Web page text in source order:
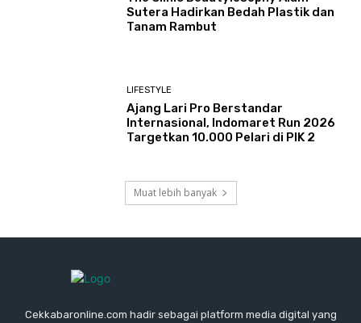
Sutera Hadirkan Bedah Plastik dan
Tanam Rambut
LIFESTYLE
Ajang Lari Pro Berstandar
Internasional, Indomaret Run 2026
Targetkan 10.000 Pelari di PIK 2
Muat lebih banyak
Cekkabaronline.com hadir sebagai platform media digital yang